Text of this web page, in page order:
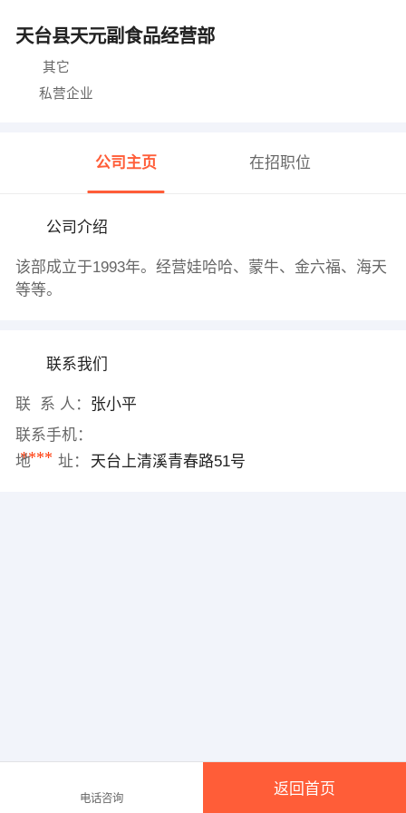
天台县天元副食品经营部
其它
私营企业
公司主页 在招职位
公司介绍
该部成立于1993年。经营娃哈哈、蒙牛、金六福、海天
等等。
联系我们
联 系 人： 张小平
联系手机：
****
地 址： 天台上清溪青春路51号
电话咨询
返回首页